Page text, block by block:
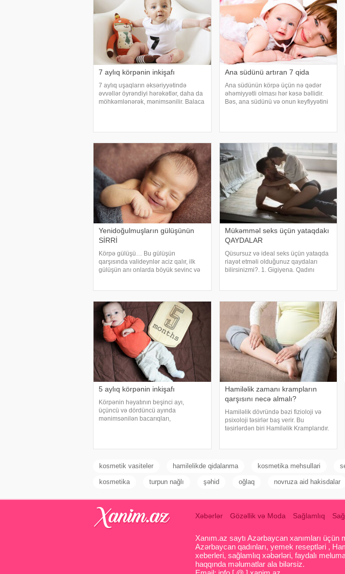
7 aylıq körpənin inkişafı
7 aylıq uşaqların əksəriyyətində
əvvəllər öyrəndiyi hərəkətlər, daha da
möhkəmlənərək, mənimsənilir. Balaca
Ana südünü artıran 7 qida
Ana südünün körpə üçün nə qədər
əhəmiyyətli olması hər kəsə bəllidir.
Bəs, ana südünü və onun keyfiyyətini
Yenidoğulmuşların gülüşünün
SİRRİ
Körpə gülüşü… Bu gülüşün
qarşısında valideynlər aciz qalır, ilk
gülüşün anı onlarda böyük sevinc və
təbəssümün şahidi oluru
Mükəmməl seks üçün yataqdakı
QAYDALAR
Qüsursuz və ideal seks üçün yataqda
riayət etməli olduğunuz qaydaları
bilirsinizmi?. 1. Gigiyena. Qadını
yerindən iy gəlməsin
5 aylıq körpənin inkişafı
Körpənin həyatının beşinci ayı,
üçüncü və dördüncü ayında
mənimsənilən bacarıqları,
Hamiləlik zamanı krampların
qarşısını necə almalı?
Hamiləlik dövründə bəzi fizioloji və
psixoloji təsirlər baş verir. Bu
təsirlərdən biri Hamiləlik Kramplarıdır.
kosmetik vasiteler hamilelikde qidalanma kosmetika mehsullari
kosmetika turpun nağlı şəhid oğlaq novruza aid hakisdalar
Xəbərlər Gözəllik və Moda Sağlamlıq
Xanım.az saytı Azərbaycan xanımları
Azərbaycan qadınları, yemek reseptləri ,
xeberleri, sağlamlıq xəbərləri, faydalı
haqqında məlumatlar ala bilərsiz.